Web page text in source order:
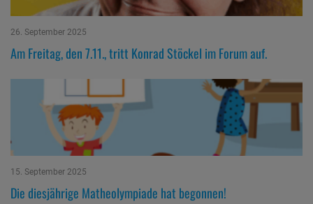
26. September 2025
Am Freitag, den 7.11., tritt Konrad Stöckel im Forum auf.
15. September 2025
Die diesjährige Matheolympiade hat begonnen!